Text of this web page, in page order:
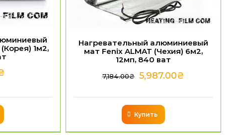
1м2,
Нагревательный алюминиевый
мат Fenix ALMAT (Чехия) 6м2,
12мп, 840 ват
7,184.00₴ 5,987.00₴
Купить